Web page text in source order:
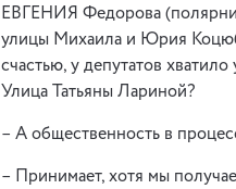
ЕВГЕНИЯ Федорова
улицы Михаила и Юрия
счастью, у депутатов
Улица Татьяны Лариной?
– А общественность в
– Принимает, хотя мы